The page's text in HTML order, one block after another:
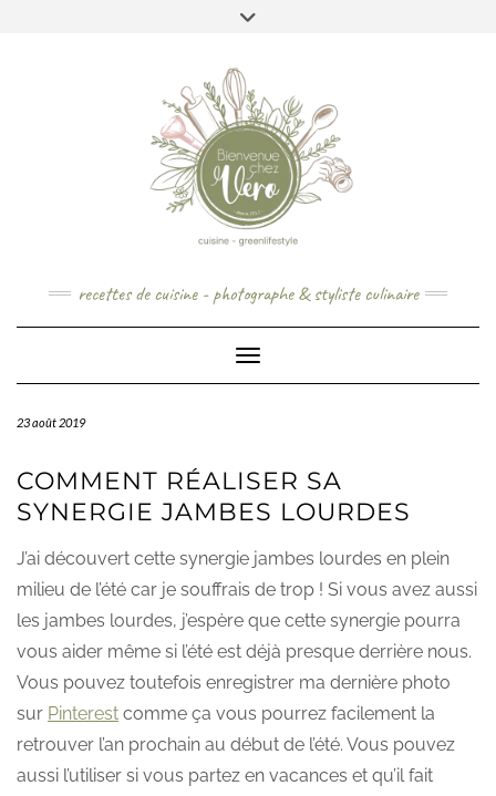
recettes de cuisine - photographe & styliste culinaire
Toggle Navigation
23 août 2019
COMMENT RÉALISER SA
SYNERGIE JAMBES LOURDES
J’ai découvert cette synergie jambes lourdes en plein
milieu de l’été car je souffrais de trop ! Si vous avez aussi
les jambes lourdes, j’espère que cette synergie pourra
vous aider même si l’été est déjà presque derrière nous.
Vous pouvez toutefois enregistrer ma dernière photo
sur Pinterest comme ça vous pourrez facilement la
retrouver l’an prochain au début de l’été. Vous pouvez
aussi l’utiliser si vous partez en vacances et qu’il fait